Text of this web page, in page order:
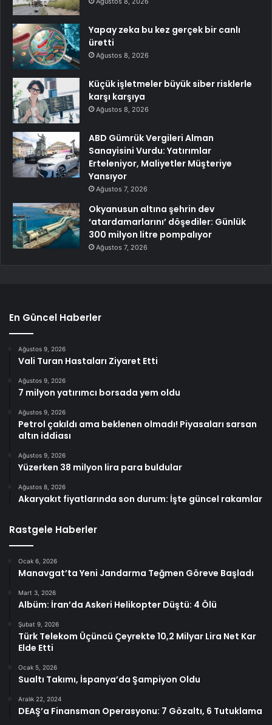
Yapay zeka bu kez gerçek bir canlı
üretti
Ağustos 8, 2026
Küçük işletmeler büyük siber risklerle
karşı karşıya
Ağustos 8, 2026
ABD Gümrük Vergileri Alman
Sanayisini Vurdu: Yatırımlar
Erteleniyor, Maliyetler Müşteriye
Yansıyor
Ağustos 7, 2026
Okyanusun altına şehrin dev
‘atardamarlarını’ döşediler: Günlük
300 milyon litre pompalıyor
Ağustos 7, 2026
En Güncel Haberler
Ağustos 9, 2026
Vali Turan Hastaları Ziyaret Etti
Ağustos 9, 2026
7 milyon yatırımcı borsada yem oldu
Ağustos 9, 2026
Petrol çakıldı ama beklenen olmadı! Piyasaları sarsan
altın iddiası
Ağustos 9, 2026
Yüzerken 38 milyon lira para buldular
Ağustos 8, 2026
Akaryakıt fiyatlarında son durum: İşte güncel rakamlar
Rastgele Haberler
Ocak 6, 2026
Manavgat’ta Yeni Jandarma Teğmen Göreve Başladı
Mart 3, 2026
Albüm: İran’da Askeri Helikopter Düştü: 4 Ölü
Şubat 9, 2026
Türk Telekom Üçüncü Çeyrekte 10,2 Milyar Lira Net Kar
Elde Etti
Ocak 5, 2026
Sualtı Takımı, İspanya’da Şampiyon Oldu
Aralık 22, 2024
DEAŞ’a Finansman Operasyonu: 7 Gözaltı, 6 Tutuklama